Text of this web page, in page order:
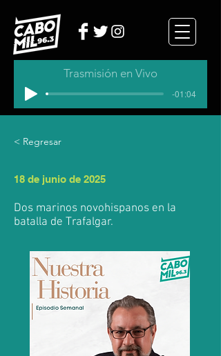
Trasmisión en Vivo
-01:04
< Regresar
18 de junio de 2025
Dos marinos novohispanos en la
batalla de Trafalgar.